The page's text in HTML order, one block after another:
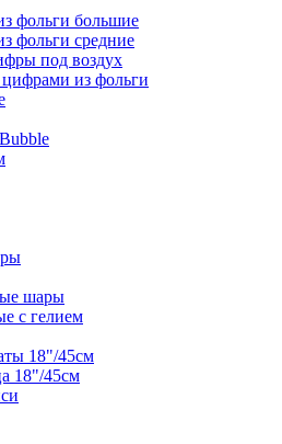
фольги большие
фольги средние
под воздух
из фольги
шары
с гелием
18"/45см
18"/45см